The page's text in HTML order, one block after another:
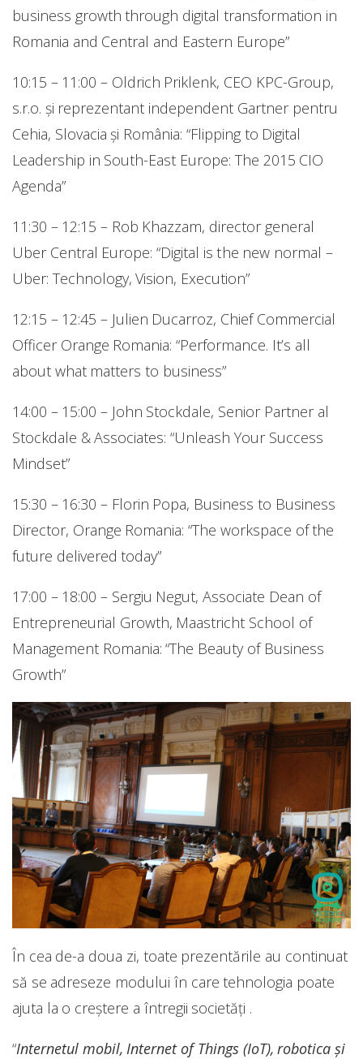
business growth through digital transformation in
Romania and Central and Eastern Europe”
10:15 – 11:00 – Oldrich Priklenk, CEO KPC-Group,
s.r.o. și reprezentant independent Gartner pentru
Cehia, Slovacia și România: “Flipping to Digital
Leadership in South-East Europe: The 2015 CIO
Agenda”
11:30 – 12:15 – Rob Khazzam, director general
Uber Central Europe: “Digital is the new normal –
Uber: Technology, Vision, Execution”
12:15 – 12:45 – Julien Ducarroz, Chief Commercial
Officer Orange Romania: “Performance. It’s all
about what matters to business”
14:00 – 15:00 – John Stockdale, Senior Partner al
Stockdale & Associates: “Unleash Your Success
Mindset”
15:30 – 16:30 – Florin Popa, Business to Business
Director, Orange Romania: “The workspace of the
future delivered today”
17:00 – 18:00 – Sergiu Negut, Associate Dean of
Entrepreneurial Growth, Maastricht School of
Management Romania: “The Beauty of Business
Growth”
În cea de-a doua zi, toate prezentările au continuat
să se adreseze modului în care tehnologia poate
ajuta la o creștere a întregii societăți .
“Internetul mobil, Internet of Things (IoT), robotica și